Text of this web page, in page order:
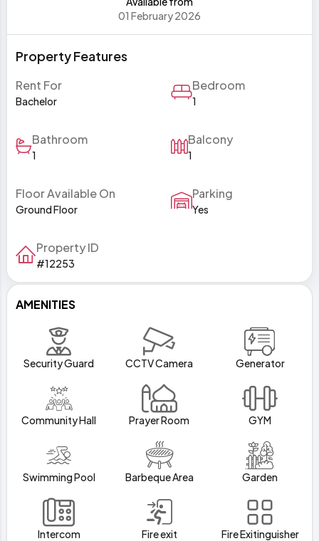
01 February 2026
Property Features
Rent For
Bachelor
Bedroom
1
Bathroom
1
Balcony
1
Floor Available On
Ground Floor
Parking
Yes
Property ID
#12253
AMENITIES
Security Guard CCTV Camera Generator
Community Hall Prayer Room GYM
Swimming Pool Barbeque Area Garden
Intercom Fire exit Fire Exitinguisher